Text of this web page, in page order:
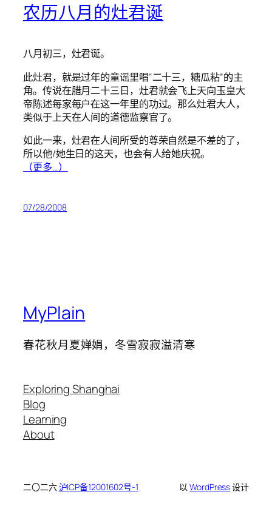
农历八月的灶君诞
八月初三，灶君诞。
此灶君，就是过年的童谣里唱“二十三，糖瓜粘”的主
角。传说在腊月二十三日，灶君就会飞上天向玉皇大
帝陈述每家每户在这一年里的功过。那么灶君大人，
类似于上天在人间的道德监察官了。
如此一来，灶君在人间所受的尊荣自然是不差的了，
所以他/她生日的这天，也会有人给她庆祝。
（更多…）
07/28/2008
MyPlain
春花秋月夏婵娟，冬雪寂寂溢清寒
Exploring Shanghai
Blog
Learning
About
二〇二六沪ICP备12001602号-1 以WordPress设计